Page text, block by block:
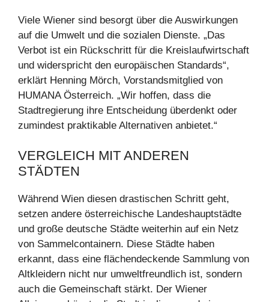
Viele Wiener sind besorgt über die Auswirkungen
auf die Umwelt und die sozialen Dienste. „Das
Verbot ist ein Rückschritt für die Kreislaufwirtschaft
und widerspricht den europäischen Standards“,
erklärt Henning Mörch, Vorstandsmitglied von
HUMANA Österreich. „Wir hoffen, dass die
Stadtregierung ihre Entscheidung überdenkt oder
zumindest praktikable Alternativen anbietet.“
VERGLEICH MIT ANDEREN
STÄDTEN
Während Wien diesen drastischen Schritt geht,
setzen andere österreichische Landeshauptstädte
und große deutsche Städte weiterhin auf ein Netz
von Sammelcontainern. Diese Städte haben
erkannt, dass eine flächendeckende Sammlung von
Altkleidern nicht nur umweltfreundlich ist, sondern
auch die Gemeinschaft stärkt. Der Wiener